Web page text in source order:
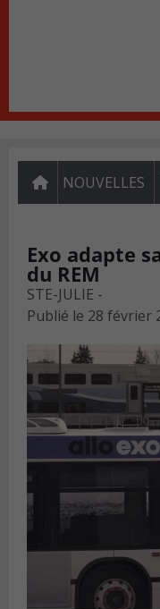
NOUVELLES
Exo adapte
du REM
STE-JULIE -
Publié le 28 février